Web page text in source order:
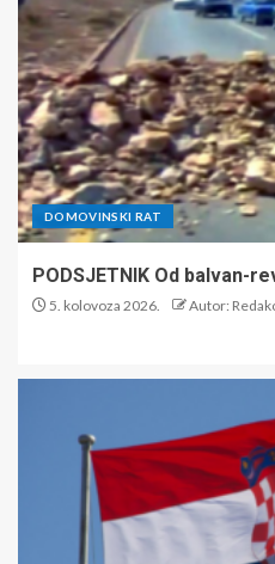
DOMOVINSKI RAT
PODSJETNIK Od balvan-
5. kolovoza 2026. Autor: